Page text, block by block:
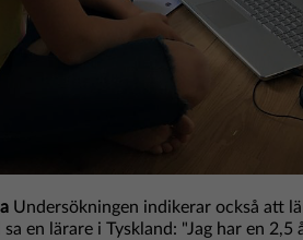
Undersökningen indikerar också att
en lärare i Tyskland: "Jag har en 2,5